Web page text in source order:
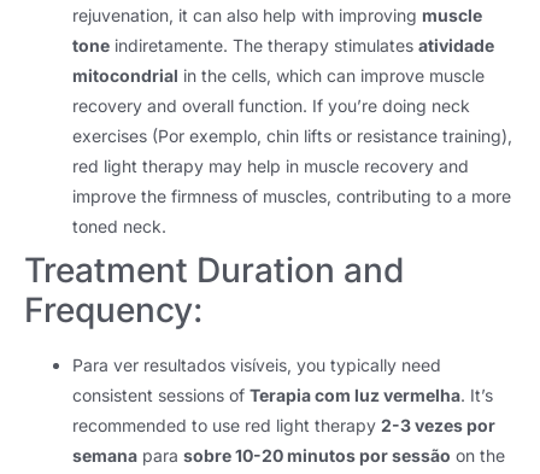
rejuvenation, it can also help with improving muscle
tone indiretamente. The therapy stimulates atividade
mitocondrial in the cells, which can improve muscle
recovery and overall function. If you’re doing neck
exercises (Por exemplo, chin lifts or resistance training),
red light therapy may help in muscle recovery and
improve the firmness of muscles, contributing to a more
toned neck.
Treatment Duration and
Frequency:
Para ver resultados visíveis, you typically need
consistent sessions of Terapia com luz vermelha. It’s
recommended to use red light therapy 2-3 vezes por
semana para sobre 10-20 minutos por sessão on the